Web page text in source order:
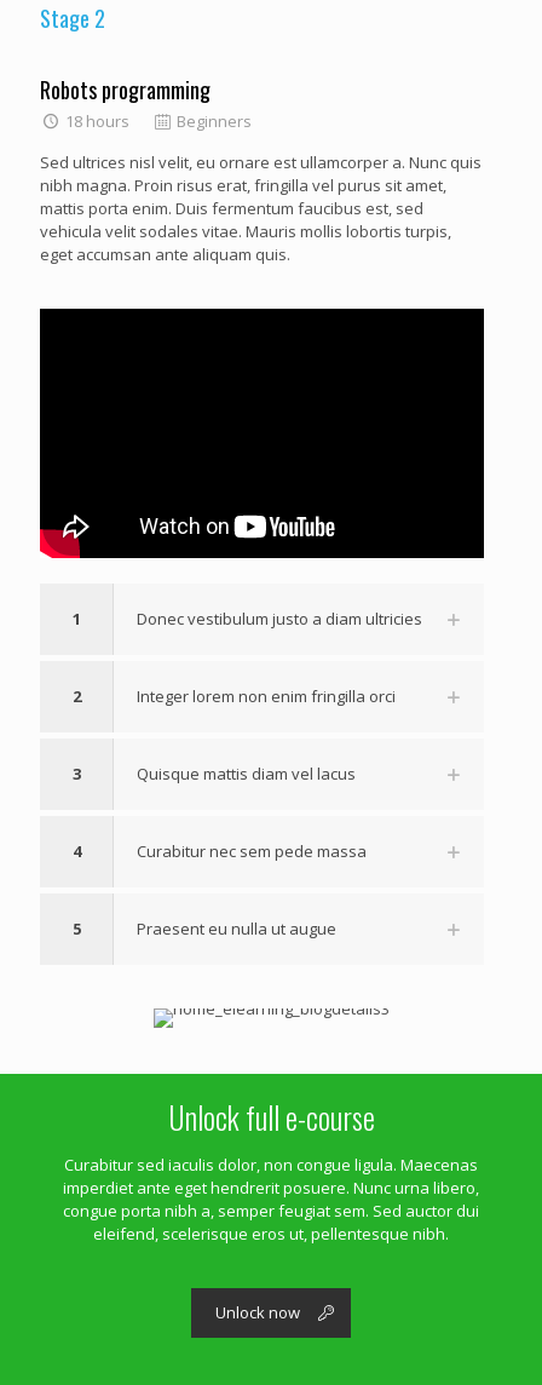
Stage 2
Robots programming
18 hours
Beginners
Sed ultrices nisl velit, eu ornare est ullamcorper a. Nunc quis
nibh magna. Proin risus erat, fringilla vel purus sit amet,
mattis porta enim. Duis fermentum faucibus est, sed
vehicula velit sodales vitae. Mauris mollis lobortis turpis,
eget accumsan ante aliquam quis.
1 Donec vestibulum justo a diam ultricies
2 Integer lorem non enim fringilla orci
3 Quisque mattis diam vel lacus
4 Curabitur nec sem pede massa
5 Praesent eu nulla ut augue
Unlock full e-course
Curabitur sed iaculis dolor, non congue ligula. Maecenas
imperdiet ante eget hendrerit posuere. Nunc urna libero,
congue porta nibh a, semper feugiat sem. Sed auctor dui
eleifend, scelerisque eros ut, pellentesque nibh.
Unlock now